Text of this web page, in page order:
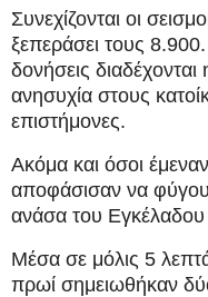
Συνεχίζονται οι
ξεπεράσει τους
δονήσεις
ανησυχία στους
επιστήμονες.
Ακόμα και όσοι
αποφάσισαν να
ανάσα του
Μέσα σε μόλις 5
πρωί σημειωθήκαν